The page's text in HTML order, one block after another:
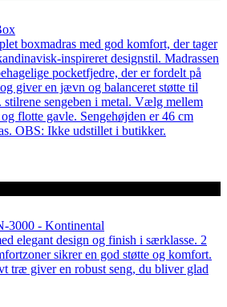
boxmadras med god komfort, der tager
inspireret designstil. Madrassen
pocketfjedre, der er fordelt på
giver en jævn og balanceret støtte til
sengeben i metal. Vælg mellem
flotte gavle. Sengehøjden er 46 cm
OBS: Ikke udstillet i butikker.
3000 - Kontinental
elegant design og finish i særklasse. 2
sikrer en god støtte og komfort.
træ giver en robust seng, du bliver glad